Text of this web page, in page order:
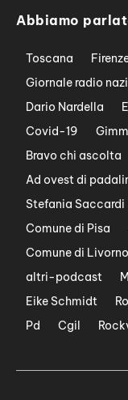
Abbiamo
Toscana
Giornale radio
Dario Nardella
Covid-19
Bravo chi ascolta
Ad ovest di
Stefania Saccardi
Comune di Pisa
Comune di Livorno
altri-podcast
Eike Schmidt
Pd
Cgil